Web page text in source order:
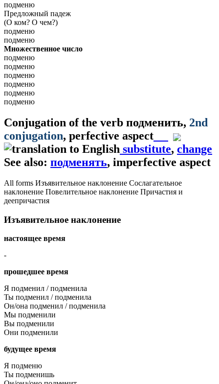
подменю
Предложный падеж
(О ком? О чем?)
подменю
подменю
Множественное число
подменю
подменю
подменю
подменю
подменю
подменю
Conjugation of the verb подменить, 2nd
conjugation, perfective aspect
substitute, change
See also: подменять, imperfective aspect
All forms Изъявительное наклонение Сослагательное
наклонение Повелительное наклонение Причастия и
деепричастия
Изъявительное наклонение
настоящее время
-
прошедшее время
Я подменил / подменила
Ты подменил / подменила
Он/она подменил / подменила
Мы подменили
Вы подменили
Они подменили
будущее время
Я подменю
Ты подменишь